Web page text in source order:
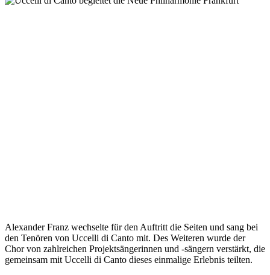
Alexander Franz wechselte für den Auftritt die Seiten und sang bei
den Tenören von Uccelli di Canto mit. Des Weiteren wurde der
Chor von zahlreichen Projektsängerinnen und -sängern verstärkt, die
gemeinsam mit Uccelli di Canto dieses einmalige Erlebnis teilten.